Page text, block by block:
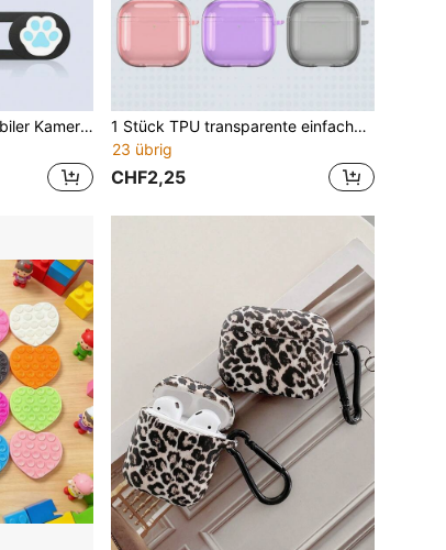
1 Stück fußförmiger mobiler Kamera-Datenschutzschutz, wasserdichte stoßfeste kratzfeste und fingerabdruckfeste Vollabdeckung für Anti-Spionage-Computerkaamera
1 Stück TPU transparente einfache Schutzhülle für neue Apple AirPods 4 Bluetooth Ohrhörer von 2024
23 übrig
CHF2,25